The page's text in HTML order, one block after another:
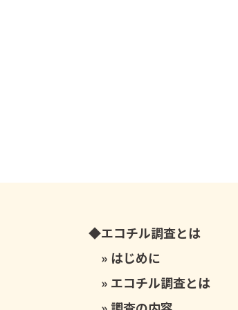
エコチル調査とは
はじめに
エコチル調査とは